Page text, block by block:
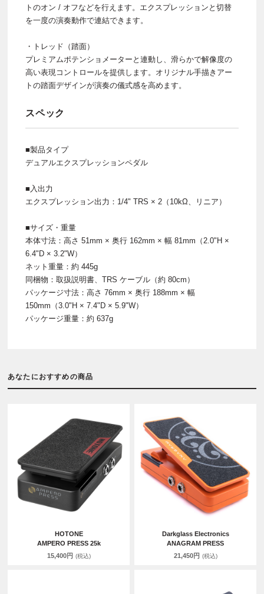
トのオン / オフなどを行えます。エクスプレッションと切替
を一度の演奏動作で連結できます。
・トレッド（踏面）
プレミアムポテンショメーターと連動し、滑らかで解像度の
高い表現コントロールを提供します。オリジナル手描きアー
トの踏面デザインが演奏の儀式感を高めます。
スペック
■製品タイプ
デュアルエクスプレッションペダル
■入出力
エクスプレッション出力：1/4" TRS × 2（10kΩ、リニア）
■サイズ・重量
本体寸法：高さ 51mm × 奥行 162mm × 幅 81mm（2.0"H ×
6.4"D × 3.2"W）
ネット重量：約 445g
同梱物：取扱説明書、TRS ケーブル（約 80cm）
パッケージ寸法：高さ 76mm × 奥行 188mm × 幅
150mm（3.0"H × 7.4"D × 5.9"W）
パッケージ重量：約 637g
あなたにおすすめの商品
HOTONE
AMPERO PRESS 25k
15,400円 (税込)
Darkglass Electronics
ANAGRAM PRESS
21,450円 (税込)